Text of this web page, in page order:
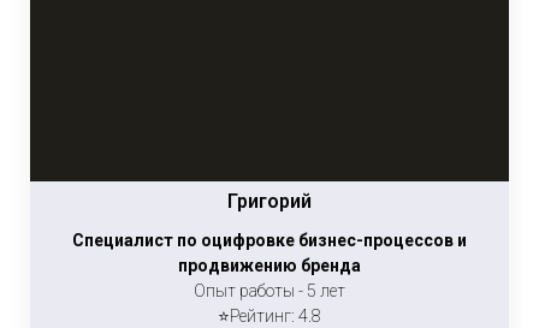
Григорий
Специалист по оцифровке бизнес-процессов и
продвижению бренда
Опыт работы - 5 лет
⭐Рейтинг: 4.8